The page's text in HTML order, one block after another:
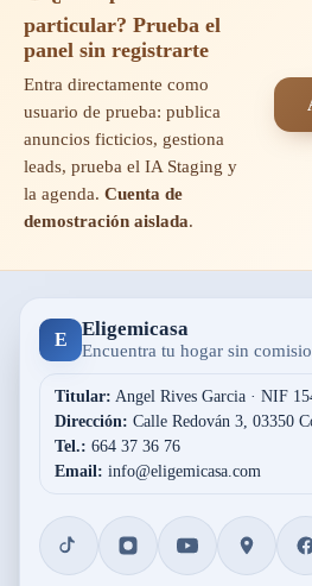
particular? Prueba el
panel sin registrarte
Entra directamente como
usuario de prueba: publica
anuncios ficticios, gestiona
leads, prueba el IA Staging y
la agenda. Cuenta de
demostración aislada.
E Eligemicasa
Encuentra tu hogar sin
Titular: Angel Rives Garcia · NIF
Dirección: Calle Redován 3, 03350
Tel.: 664 37 36 76
Email: info@eligemicasa.com